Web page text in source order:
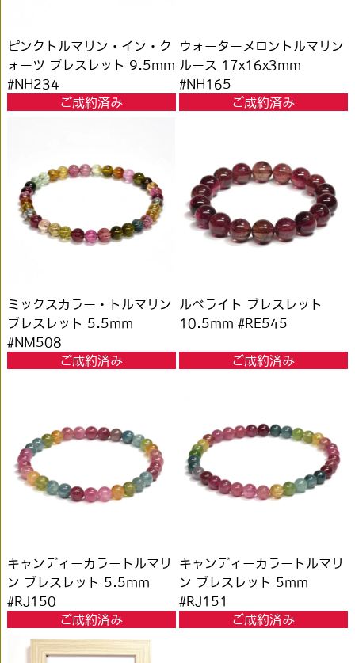
ピンクトルマリン・イン・ク
ォーツ ブレスレット 9.5mm
#NH234
ご成約済み
ウォーターメロントルマリン
ルース 17x16x3mm
#NH165
ご成約済み
ミックスカラー・トルマリン
ブレスレット 5.5mm
#NM508
ご成約済み
ルベライト ブレスレット
10.5mm #RE545
ご成約済み
キャンディーカラートルマリ
ン ブレスレット 5.5mm
#RJ150
ご成約済み
キャンディーカラートルマリ
ン ブレスレット 5mm
#RJ151
ご成約済み